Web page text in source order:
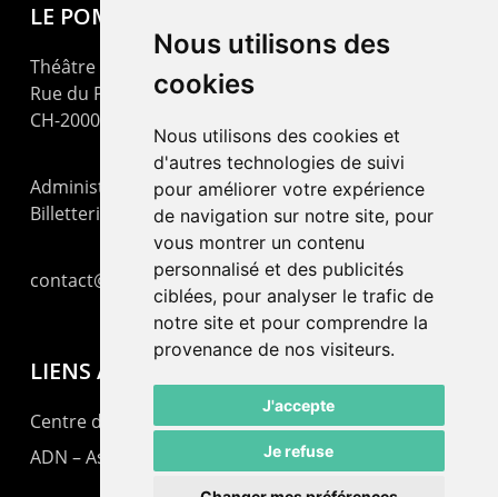
Nous utilisons des
cookies
Nous utilisons des cookies et
d'autres technologies de suivi
pour améliorer votre expérience
de navigation sur notre site, pour
vous montrer un contenu
personnalisé et des publicités
ciblées, pour analyser le trafic de
notre site et pour comprendre la
provenance de nos visiteurs.
J'accepte
Je refuse
LE POMMIER
Théâtre – Centre Culturel Neuchâtelois
Rue du Pommier 9
CH-2000 Neuchâtel
Administration : +41 32 725 03 03
Billetterie : +41 32 725 05 05
contact@lepommier.ch
LIENS AMIS
Centre de culture ABC
ADN – Association Danse Neuchâtel